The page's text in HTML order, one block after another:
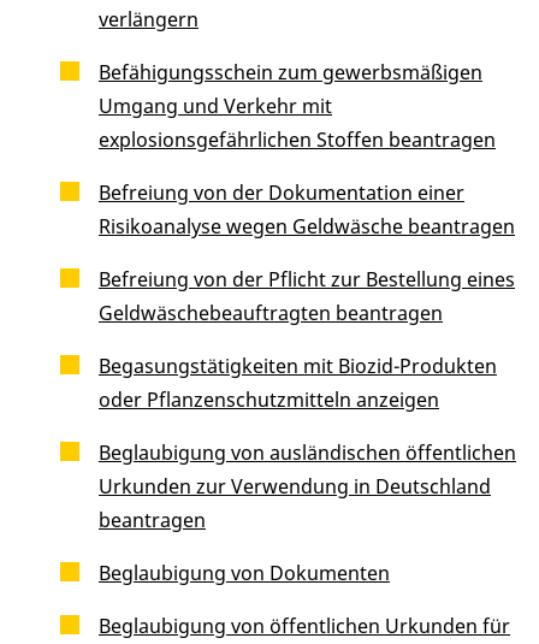
verlängern
Befähigungsschein zum gewerbsmäßigen
Umgang und Verkehr mit
explosionsgefährlichen Stoffen beantragen
Befreiung von der Dokumentation einer
Risikoanalyse wegen Geldwäsche beantragen
Befreiung von der Pflicht zur Bestellung eines
Geldwäschebeauftragten beantragen
Begasungstätigkeiten mit Biozid-Produkten
oder Pflanzenschutzmitteln anzeigen
Beglaubigung von ausländischen öffentlichen
Urkunden zur Verwendung in Deutschland
beantragen
Beglaubigung von Dokumenten
Beglaubigung von öffentlichen Urkunden für